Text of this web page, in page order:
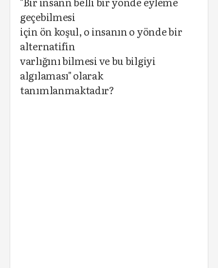
geçebilmesi
için ön koşul, o insanın o yönde bir
alternatifin
varlığını bilmesi ve bu bilgiyi
algılaması" olarak
tanımlanmaktadır?